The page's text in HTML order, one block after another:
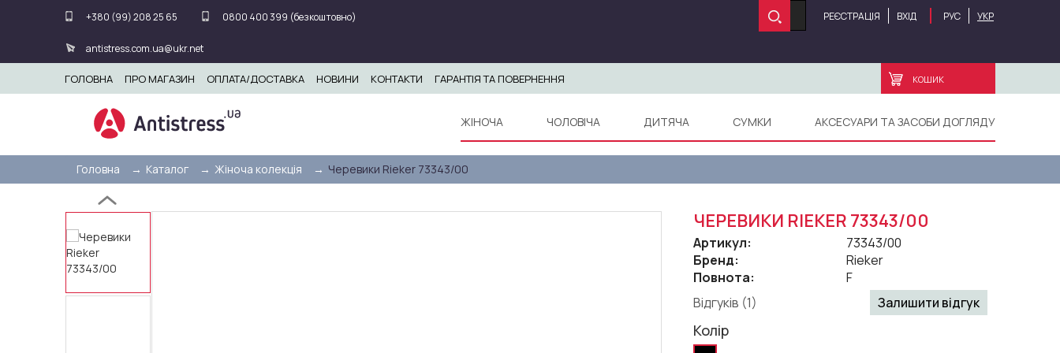
+380 (99) 208 25 65 0800 400 399 (безкоштовно)
antistress.com.ua@ukr.net
РУС УКР
РЕЄСТРАЦІЯ ВХІД
ГОЛОВНА ПРО МАГАЗИН ОПЛАТА/ДОСТАВКА НОВИНИ КОНТАКТИ ГАРАНТІЯ ТА ПОВЕРНЕННЯ КОШИК
ЖІНОЧА ЧОЛОВІЧА ДИТЯЧА СУМКИ АКСЕСУАРИ ТА ЗАСОБИ ДОГЛЯДУ
Головна Каталог Жіноча колекція Черевики Rieker 73343/00
ЧЕРЕВИКИ RIEKER 73343/00
Артикул:
73343/00
Бренд:
Rieker
Повнота:
F
Відгуків (1)
Залишити відгук
Колір